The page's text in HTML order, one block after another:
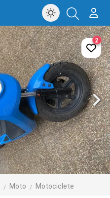
Moto Motociclete
2